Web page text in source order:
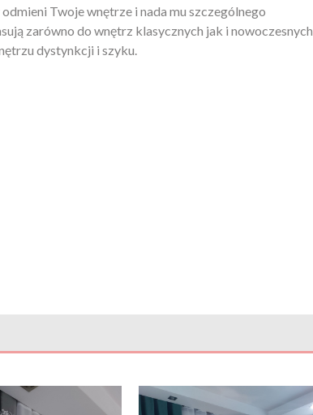
Twoje wnętrze i nada mu szczególnego
zarówno do wnętrz klasycznych jak i nowoczesnych.
dystynkcji i szyku.